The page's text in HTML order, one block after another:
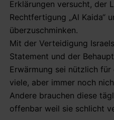
Erklärungen versucht, der
Rechtfertigung „Al Kaida“
überzuschminken.
Mit der Verteidigung
Statement und der
Erwärmung sei nützlich
viele, aber immer noch
Andere brauchen diese
offenbar weil sie schlicht